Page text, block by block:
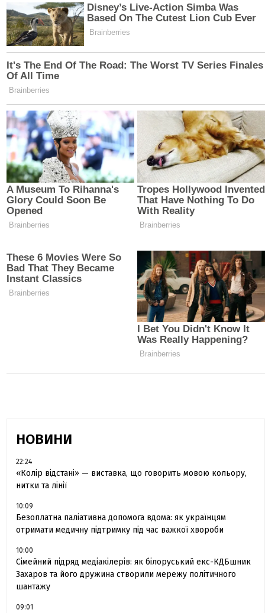
НОВИНИ
22:24
«Колір відстані» — виставка, що говорить мовою кольору,
нитки та лінії
10:09
Безоплатна паліативна допомога вдома: як українцям
отримати медичну підтримку під час важкої хвороби
10:00
Сімейний підряд медіакілерів: як білоруський екс-КДБшник
Захаров та його дружина створили мережу політичного
шантажу
09:01